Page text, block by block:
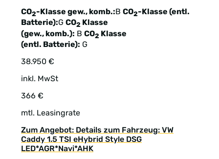
CO2-Klasse gew., komb.:B CO2-Klasse (entl.
Batterie):G CO2 Klasse
(gew., komb.): B CO2 Klasse
(entl. Batterie): G
38.950 €
inkl. MwSt
366 €
mtl. Leasingrate
Zum Angebot: Details zum Fahrzeug: VW
Caddy 1.5 TSI eHybrid Style DSG
LED*AGR*Navi*AHK